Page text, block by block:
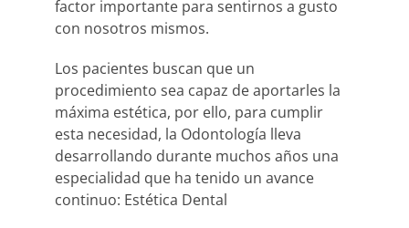
factor importante para sentirnos a gusto
con nosotros mismos.
Los pacientes buscan que un
procedimiento sea capaz de aportarles la
máxima estética, por ello, para cumplir
esta necesidad, la Odontología lleva
desarrollando durante muchos años una
especialidad que ha tenido un avance
continuo: Estética Dental